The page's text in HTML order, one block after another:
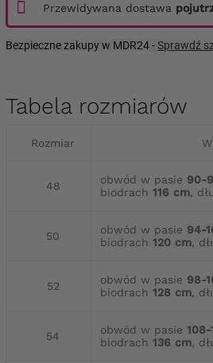
Przewidywana dostawa
Bezpieczne zakupy w MDR24 -Sprawdź
Tabela rozmiarów
Rozmiar
48 obwód w pasie 90-
biodrach 116 cm,
50 obwód w pasie 94-
biodrach 120 cm,
52 obwód w pasie 98-
biodrach 128 cm,
54 obwód w pasie 108-
biodrach 136 cm,